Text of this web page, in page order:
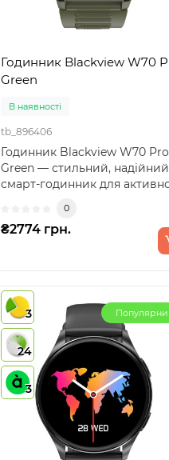
Годинник Blackview W70
Green
В наявності
tb_896406
Годинник Blackview W70 Pro
Green — стильний, надійний
смарт-годинник для
0
₴2774 грн.
3
24
3